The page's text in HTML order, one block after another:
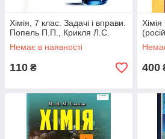
Хімія, 7 клас. Задачі і вправи.
Попель П.П., Крикля Л.С.
Немає в наявності
110 ₴ 400